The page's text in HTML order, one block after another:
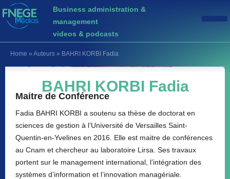
Business administration &
management
videos & podcasts
Home » Auteurs » BAHRI KORBI Fadia
BAHRI KORBI Fadia
Maitre de Conférence
Fadia BAHRI KORBI a soutenu sa thèse de doctorat en
sciences de gestion à l’Université de Versailles Saint-
Quentin-en-Yvelines en 2016. Elle est maitre de conférences
au Cnam et chercheur au laboratoire Lirsa. Ses travaux
portent sur le management international, l’intégration des
systèmes d’information et l’innovation managériale.